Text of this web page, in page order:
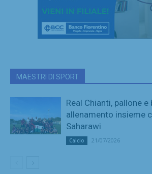
MAESTRI DI SPORT
Real Chianti, pallone e
allenamento insieme
Saharawi
Calcio 21/07/2026